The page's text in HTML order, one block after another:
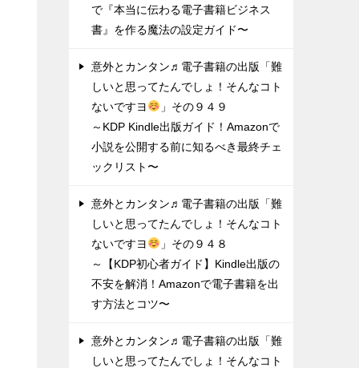
で『本当に伝わる電子書籍ビジネス
書』を作る魔法の設定ガイド〜
意外とカンタン♬電子書籍の出版「難
しいと思ってたんでしょ！そんなコト
ないですヨ
」その９４９
～KDP Kindle出版ガイド！Amazonで
小説を公開する前に知るべき最終チェ
ックリスト〜
意外とカンタン♬電子書籍の出版「難
しいと思ってたんでしょ！そんなコト
ないですヨ
」その９４８
～【KDP初心者ガイド】Kindle出版の
不安を解消！Amazonで電子書籍を出
す方法とコツ〜
意外とカンタン♬電子書籍の出版「難
しいと思ってたんでしょ！そんなコト